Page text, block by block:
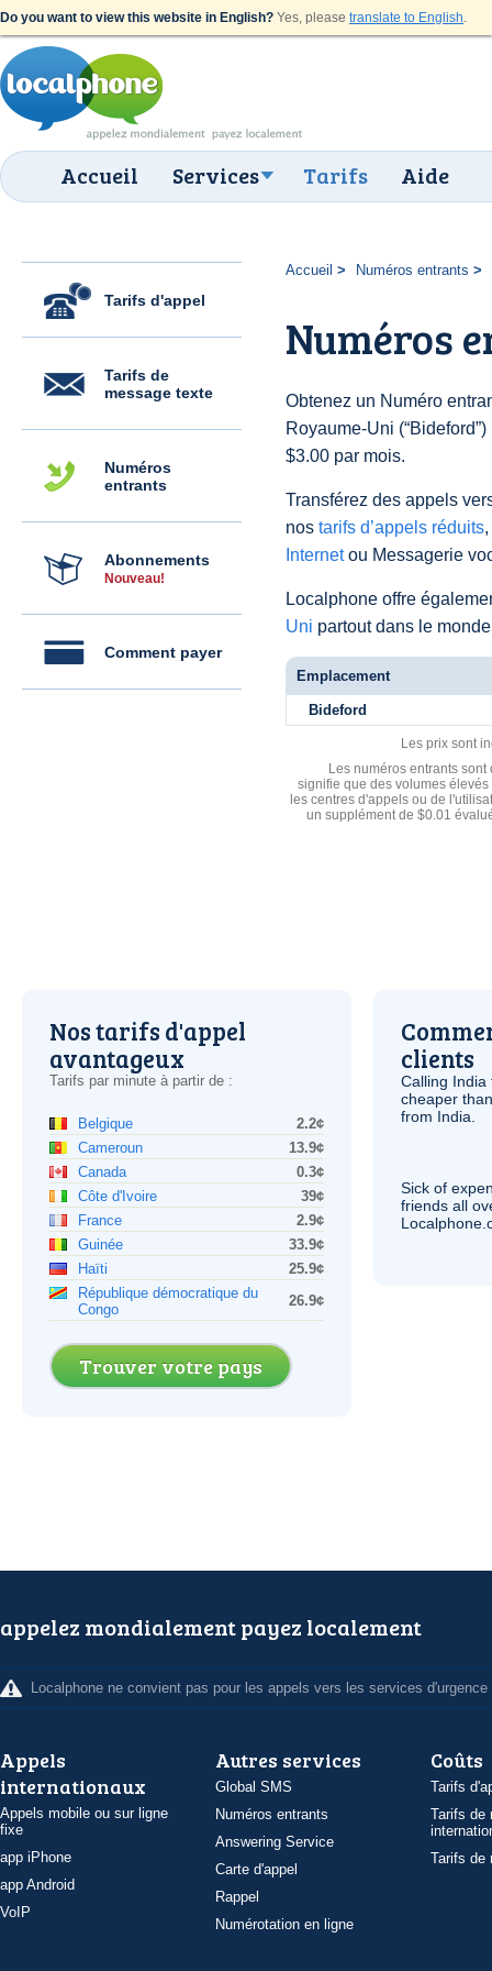
Do you want to view this website in English? Yes, please translate to English.
Accueil Services Tarifs Aide
Tarifs d'appel
Tarifs de
message texte
Numéros
entrants
Abonnements
Nouveau!
Comment payer
Accueil Numéros entrants
Numéros
Obtenez un Numéro
Royaume-Uni
$3.00 par mois.
Transférez des appels
nos tarifs d’appels réduits
Internetou Messagerie
Localphone offre
Uni partout dans le
Emplacement
Bideford
Les prix sont
Les numéros entrants
signifie que des volumes
les centres d'appels ou de
un supplément de $0.01
Nos tarifs d'appel
avantageux
Tarifs par minute à partir de :
Belgique
2.2¢
Cameroun
13.9¢
Canada
0.3¢
Côte d'Ivoire
39¢
France
2.9¢
Guinée
33.9¢
Haïti
25.9¢
République démocratique du
Congo
26.9¢
Trouver votre pays
clients
Calling
cheaper
from India.
Sick of
friends all
appelez mondialement payez localement
Localphone ne convient pas pour les appels vers les services d'urgence
Appels
internationaux
Appels mobile ou sur ligne
fixe
app iPhone
app Android
VoIP
Autres services
Global SMS
Numéros entrants
Answering Service
Carte d'appel
Rappel
Numérotation en ligne
Coûts
Tarifs
Tarifs de
Tarifs de